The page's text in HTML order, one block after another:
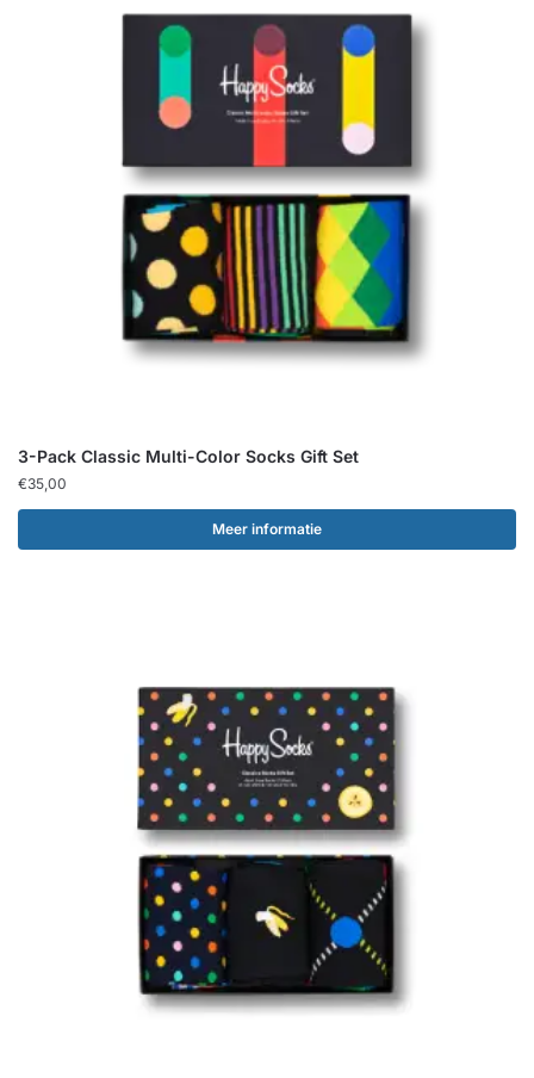
3-Pack Classic Multi-Color Socks Gift Set
€35,00
Meer informatie